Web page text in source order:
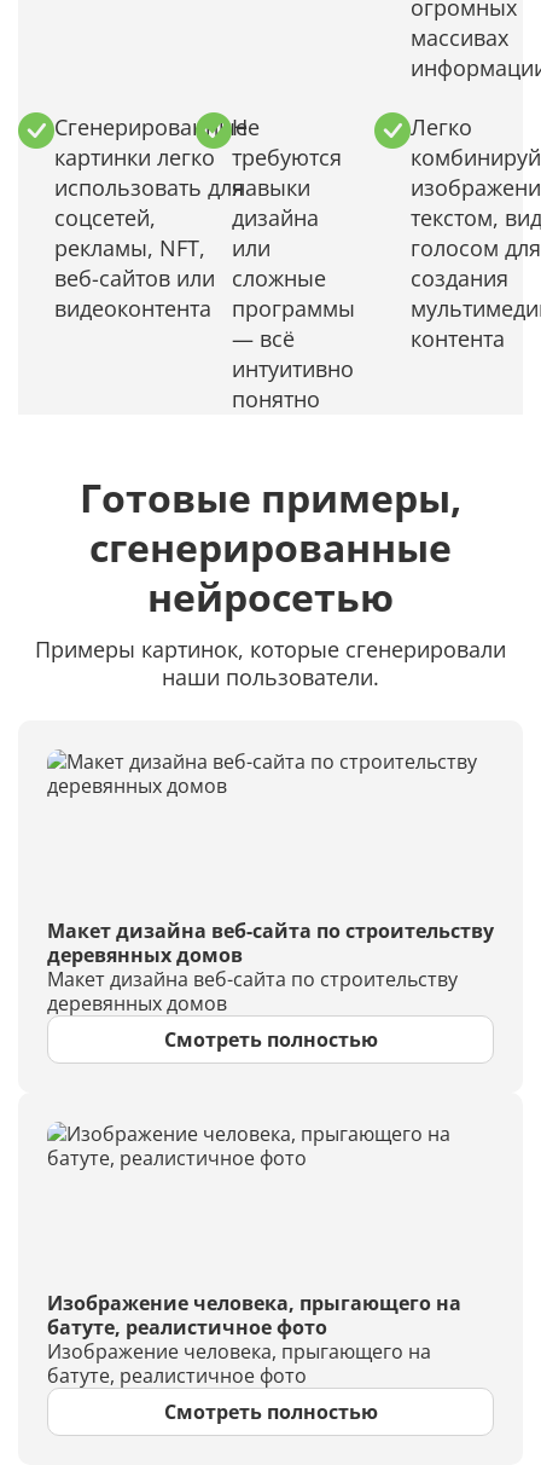
огромных
массивах
Сгенерированные
картинки легко
использовать для
соцсетей,
рекламы, NFT,
веб-сайтов или
видеоконтента
Не
требуются
навыки
дизайна
или
сложные
программы
— всё
интуитивно
понятно
Легко
текстом,
голосом для
создания
контента
Готовые примеры,
сгенерированные
нейросетью
Примеры картинок, которые сгенерировали
наши пользователи.
Макет дизайна веб-сайта по строительству
деревянных домов
Макет дизайна веб-сайта по строительству
деревянных домов
Смотреть полностью
Изображение человека, прыгающего на
батуте, реалистичное фото
Изображение человека, прыгающего на
батуте, реалистичное фото
Смотреть полностью